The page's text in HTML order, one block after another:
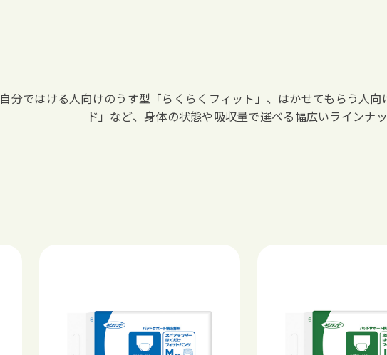
自分ではける人向けのうす型「らくらくフィット」、はかせてもらう人向
ド」など、身体の状態や吸収量で選べる幅広いラインナッ